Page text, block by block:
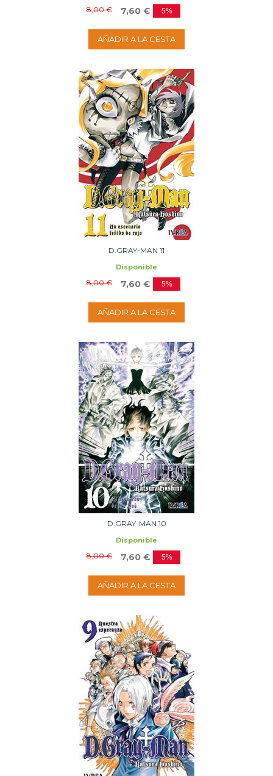
8,00 € 7,60 € 5%
AÑADIR A LA CESTA
D.GRAY-MAN 11
Disponible
8,00 € 7,60 € 5%
AÑADIR A LA CESTA
D.GRAY-MAN 10
Disponible
8,00 € 7,60 € 5%
AÑADIR A LA CESTA